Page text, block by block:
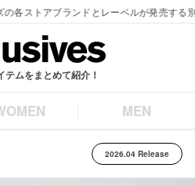
テムをまとめて紹介！
MEN
2026.04 Release